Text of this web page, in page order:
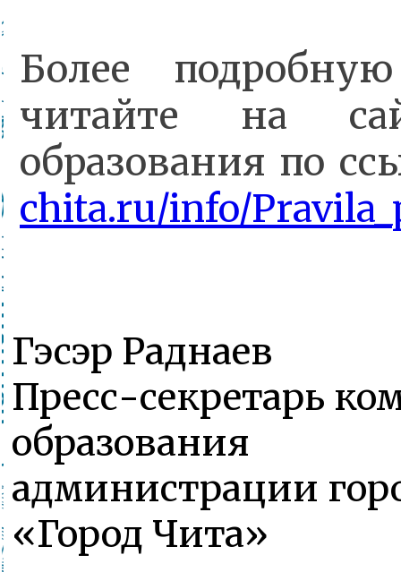
Более
читайте на
образования по
chita.ru/info/
Гэсэр Раднаев
Пресс-секретарь
образования
администрации
«Город Чита»